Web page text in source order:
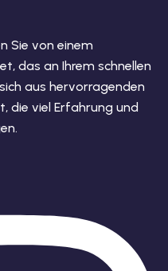
Sie von einem
das an Ihrem schnellen
aus hervorragenden
die viel Erfahrung und